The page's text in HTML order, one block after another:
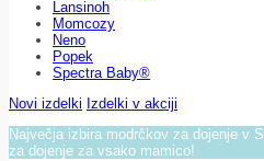
Lansinoh
Momcozy
Neno
Popek
Spectra Baby®
Novi izdelki Izdelki v akciji
Največja izbira modrčkov za dojenje v
za dojenje za vsako mamico!